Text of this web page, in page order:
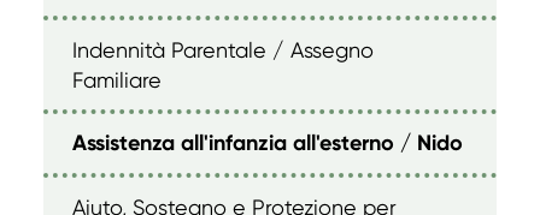
Indennità Parentale / Assegno
Familiare
Assistenza all'infanzia all'esterno / Nido
Aiuto, Sostegno e Protezione per